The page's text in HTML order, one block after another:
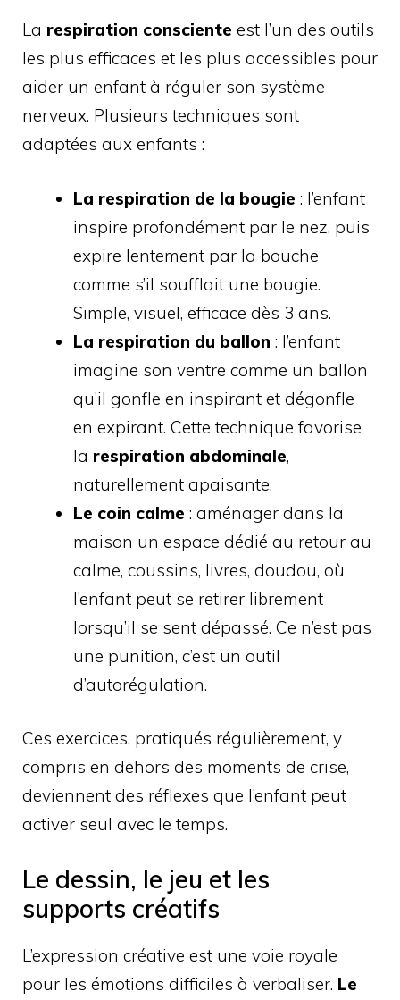
La respiration consciente est l’un des outils
les plus efficaces et les plus accessibles pour
aider un enfant à réguler son système
nerveux. Plusieurs techniques sont
adaptées aux enfants :
La respiration de la bougie : l’enfant
inspire profondément par le nez, puis
expire lentement par la bouche
comme s’il soufflait une bougie.
Simple, visuel, efficace dès 3 ans.
La respiration du ballon : l’enfant
imagine son ventre comme un ballon
qu’il gonfle en inspirant et dégonfle
en expirant. Cette technique favorise
la respiration abdominale,
naturellement apaisante.
Le coin calme : aménager dans la
maison un espace dédié au retour au
calme, coussins, livres, doudou, où
l’enfant peut se retirer librement
lorsqu’il se sent dépassé. Ce n’est pas
une punition, c’est un outil
d’autorégulation.
Ces exercices, pratiqués régulièrement, y
compris en dehors des moments de crise,
deviennent des réflexes que l’enfant peut
activer seul avec le temps.
Le dessin, le jeu et les
supports créatifs
L’expression créative est une voie royale
pour les émotions difficiles à verbaliser. Le